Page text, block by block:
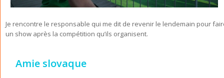
Je rencontre le responsable qui me dit de revenir le lendemain pour
un show après la compétition qu’ils organisent.
Amie slovaque